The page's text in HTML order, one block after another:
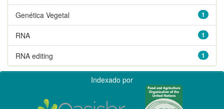
1
Genética Vegetal
1
RNA
1
RNA editing
Indexado por